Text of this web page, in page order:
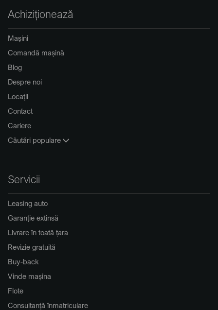
Achiziționează
Mașini
Comandă mașină
Blog
Despre noi
Locații
Contact
Cariere
Căutări populare
Servicii
Leasing auto
Garanție extinsă
Livrare în toată țara
Revizie gratuită
Buy-back
Vinde mașina
Flote
Consultanță înmatriculare